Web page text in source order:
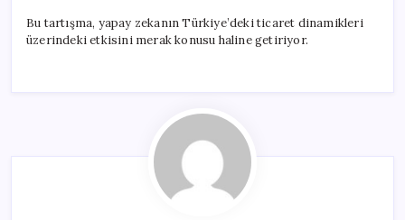
Bu tartışma, yapay zekanın Türkiye’deki ticaret dinamikleri
üzerindeki etkisini merak konusu haline getiriyor.